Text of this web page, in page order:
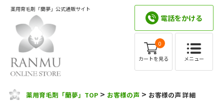
薬用育毛剤「蘭夢」公式通販サイト
電話をかける
0
カートを見る メニュー
薬用育毛剤「蘭夢」TOP > お客様の声 > お客様の声 詳細